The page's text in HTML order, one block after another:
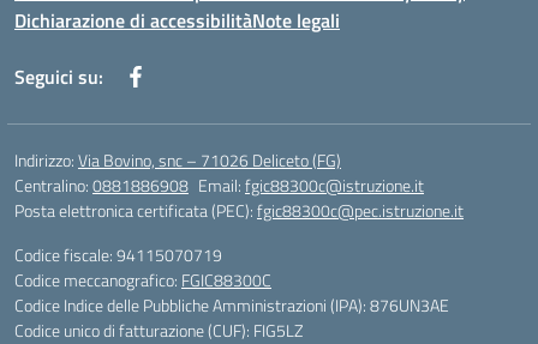
Dichiarazione di accessibilitàNote legali
Seguici su:
Indirizzo:Via Bovino, snc – 71026 Deliceto (FG)
Centralino:0881886908 Email:fgic88300c@istruzione.it
Posta elettronica certificata (PEC):fgic88300c@pec.istruzione.it
Codice fiscale: 94115070719
Codice meccanografico: FGIC88300C
Codice Indice delle Pubbliche Amministrazioni (IPA): 876UN3AE
Codice unico di fatturazione (CUF): FIG5LZ